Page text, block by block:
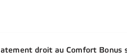
droit au Comfort Bonus